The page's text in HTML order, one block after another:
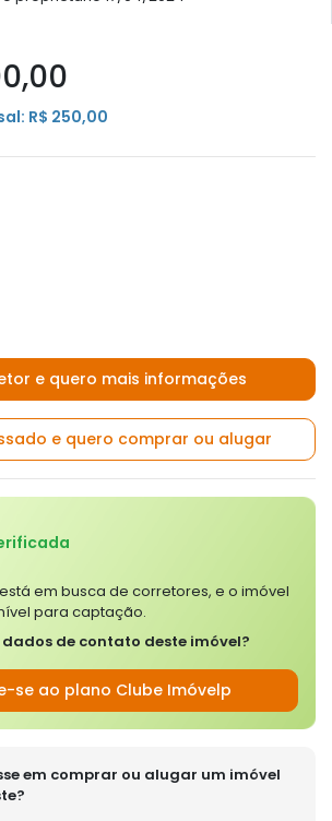
R$ 250,00
e quero mais informações
e quero comprar ou alugar
em busca de corretores, e o imóvel
para captação.
dados de contato deste imóvel?
se ao plano Clube Imóvelp
em comprar ou alugar um imóvel